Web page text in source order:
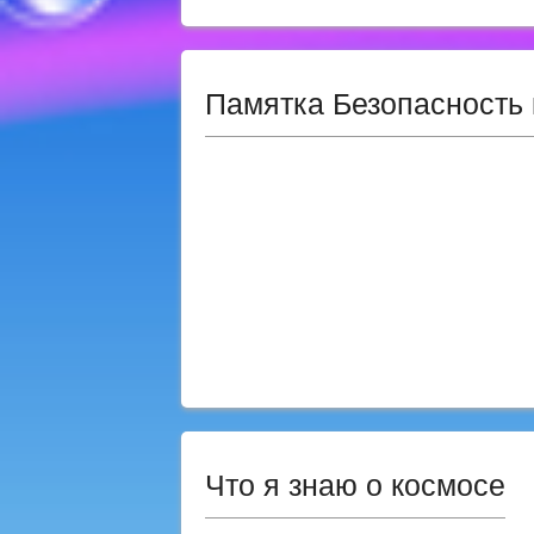
Памятка Безопасность
Что я знаю о космосе